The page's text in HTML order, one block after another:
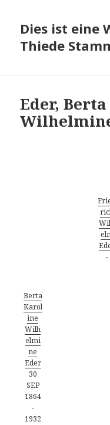
Dies ist eine
Thiede
Eder,
-
Berta
Karol
ine
Wilh
elmi
ne
Eder
30
SEP
1864
-
1932